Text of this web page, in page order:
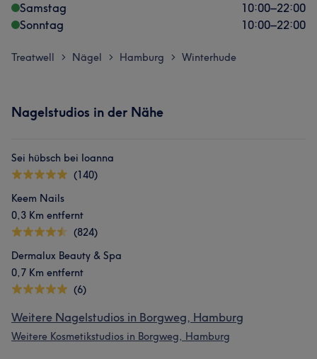
Samstag
10:00–22:00
Sonntag
10:00–22:00
Treatwell > Nägel > Hamburg > Winterhude
Nagelstudios in der Nähe
Sei hübsch bei Ioanna
(140)
Keem Nails
0,3 Km entfernt
(824)
Dermalux Beauty & Spa
0,7 Km entfernt
(6)
Weitere Nagelstudios in Borgweg, Hamburg
Weitere Kosmetikstudios in Borgweg, Hamburg